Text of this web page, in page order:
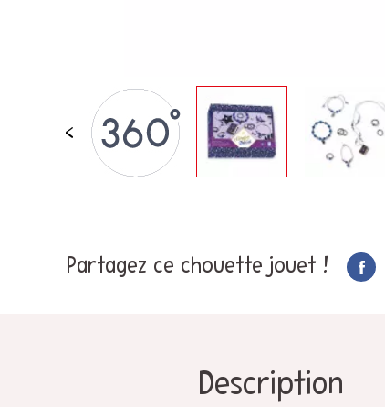
Partagez ce chouette jouet !
Description